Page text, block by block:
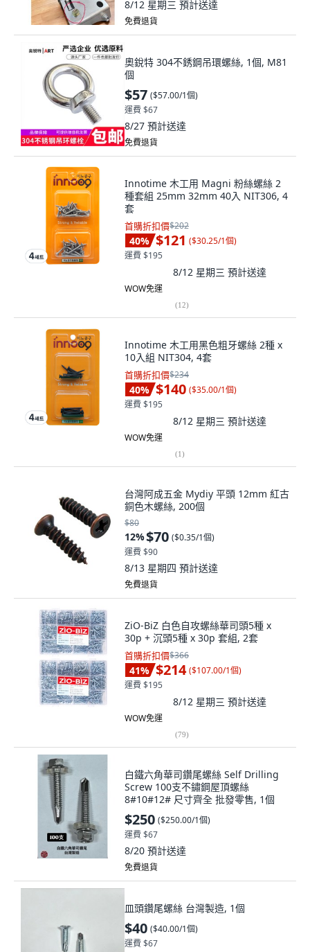
8/12 星期三 預計送達
免費退貨
奧銳特 304不銹鋼吊環螺絲, 1個, M81
個
$57 ($57.00/1個)
運費 $67
8/27 預計送達
免費退貨
Innotime 木工用 Magni 粉絲螺絲 2
種套組 25mm 32mm 40入 NIT306, 4
套
首購折扣價$202
40% $121 ($30.25/1個)
運費 $195
8/12 星期三 預計送達
WOW免運
(12)
Innotime 木工用黑色粗牙螺絲 2種 x
10入組 NIT304, 4套
首購折扣價$234
40% $140 ($35.00/1個)
運費 $195
8/12 星期三 預計送達
WOW免運
(1)
台灣阿成五金 Mydiy 平頭 12mm 紅古
銅色木螺絲, 200個
$80
12%$70 ($0.35/1個)
運費 $90
8/13 星期四 預計送達
免費退貨
ZiO-BiZ 白色自攻螺絲華司頭5種 x
30p + 沉頭5種 x 30p 套組, 2套
首購折扣價$366
41% $214 ($107.00/1個)
運費 $195
8/12 星期三 預計送達
WOW免運
(79)
白鐵六角華司鑽尾螺絲 Self Drilling
Screw 100支不鏽鋼屋頂螺絲
8#10#12# 尺寸齊全 批發零售, 1個
$250 ($250.00/1個)
運費 $67
8/20 預計送達
免費退貨
皿頭鑽尾螺絲 台灣製造, 1個
$40 ($40.00/1個)
運費 $67